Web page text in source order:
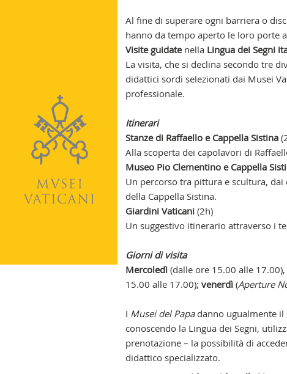
Al fine di superare ogni barriera o
hanno da tempo aperto le loro porte
Visite guidate nella Lingua dei Segni
La visita, che si declina secondo tre
didattici sordi selezionati dai Musei
professionale.
Itinerari
Stanze di Raffaello e Cappella Sistina
Alla scoperta dei capolavori di
Museo Pio Clementino e Cappella
Un percorso tra pittura e scultura,
della Cappella Sistina.
Giardini Vaticani (2h)
Un suggestivo itinerario attraverso i
Giorni di visita
Mercoledì (dalle ore 15.00 alle 17.00),
15.00 alle 17.00); venerdì(Aperture
I Musei del Papadanno ugualmente il
conoscendo la Lingua dei Segni,
prenotazione – la possibilità di
didattico specializzato.